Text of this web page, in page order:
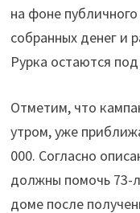
на фоне
собранных денег и
Рурка остаются
Отметим, что
утром, уже
000. Согласно
должны помочь 73-
доме после